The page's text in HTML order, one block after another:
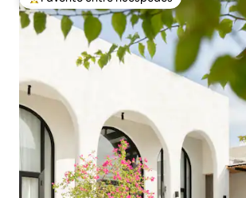
De los mejores en Favorito entre huéspedes